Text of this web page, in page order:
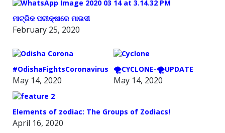
ମାଟ୍ରିକ ପରୀକ୍ଷାରେ ମାଉସୀ
February 25, 2020
#OdishaFightsCoronavirus
May 14, 2020
🌪️CYCLONE-🌪️UPDATE
May 14, 2020
Elements of zodiac: The Groups of Zodiacs!
April 16, 2020